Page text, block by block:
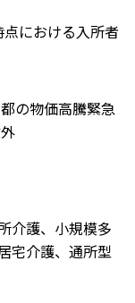
における入所者
の物価高騰緊急
介護、小規模多
宅介護、通所型